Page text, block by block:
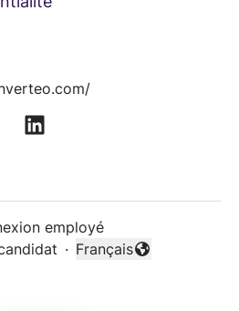
employé
·
Changer la langue
Français